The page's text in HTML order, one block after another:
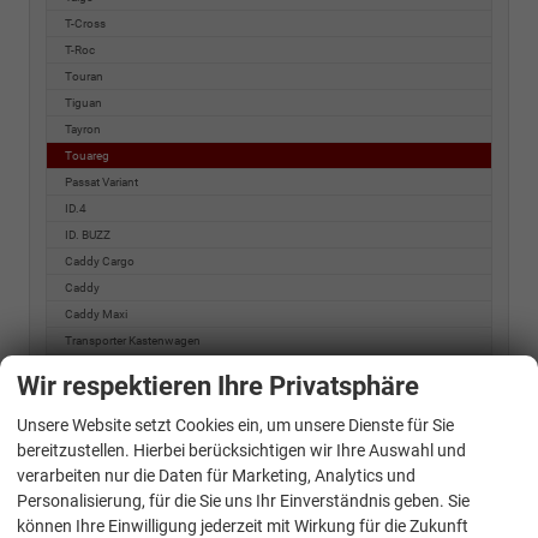
T-Cross
T-Roc
Touran
Tiguan
Tayron
Touareg
Passat Variant
ID.4
ID. BUZZ
Caddy Cargo
Caddy
Caddy Maxi
Transporter Kastenwagen
Transporter Pritsche
e-Transporter Kastenwagen
T7 Kastenwagen
T7 Transporter
T7 Transporter Kombi
T7 Caravelle
Wir respektieren Ihre Privatsphäre
Unsere Website setzt Cookies ein, um unsere Dienste für Sie
bereitzustellen. Hierbei berücksichtigen wir Ihre Auswahl und
verarbeiten nur die Daten für Marketing, Analytics und
Personalisierung, für die Sie uns Ihr Einverständnis geben. Sie
können Ihre Einwilligung jederzeit mit Wirkung für die Zukunft